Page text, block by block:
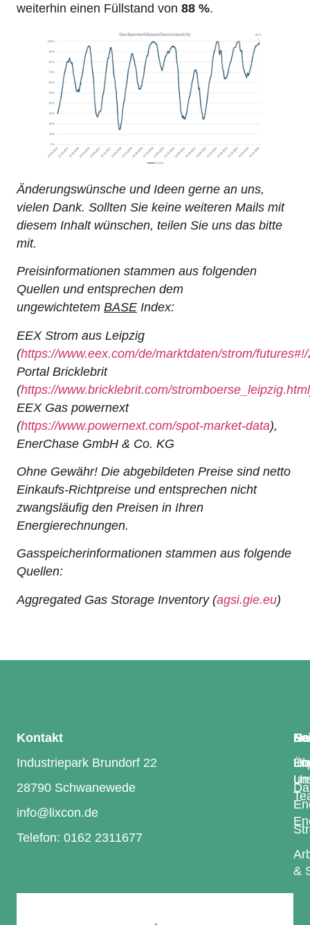
weiterhin einen Füllstand von 88 %.
Änderungswünsche und Ideen gerne an uns,
vielen Dank. Sollten Sie keine weiteren Mails mit
diesem Inhalt wünschen, teilen Sie uns das bitte
mit.
Preisinformationen stammen aus folgenden
Quellen und entsprechen dem
ungewichtetem BASE Index:
EEX Strom aus Leipzig
(https://www.eex.com/de/marktdaten/strom/
Portal Bricklebrit
(https://www.bricklebrit.com/stromboerse_leipzig.html
EEX Gas powernext
(https://www.powernext.com/spot-market-data),
EnerChase GmbH & Co. KG
Ohne Gewähr! Die abgebildeten Preise sind netto
Einkaufs-Richtpreise und entsprechen nicht
zwangsläufig den Preisen in Ihren
Energierechnungen.
Gasspeicherinformationen stammen aus folgende
Quellen:
Aggregated Gas Storage Inventory (agsi.gie.eu)
Kontakt
Industriepark Brundorf 22
28790 Schwanewede
info@lixcon.de
Telefon: 0162 2311677
&